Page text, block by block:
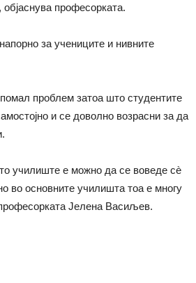
професорката.
за учениците и нивните
проблем затоа што студентите
и се доволно возрасни за да
училиште е можно да се воведе сè
во основните училишта тоа е многу
Јелена Васиљев.